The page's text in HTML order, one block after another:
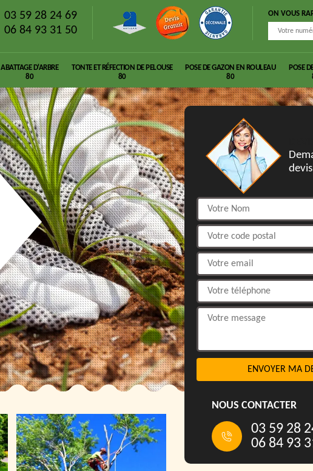
03 59 28 24 69
06 84 93 31 50
ON VOUS
ABATTAGE D'ARBRE
80
TONTE ET RÉFECTION DE PELOUSE
80
POSE DE GAZON EN ROULEAU
80
POSE
NOUS CONTACTER
03 59 28
06 84 93